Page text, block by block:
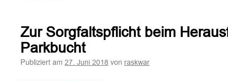
bei
Kollision
aus
Zur Sorgfaltspflicht beim
Parkbucht
Publiziert am 27. Juni 2018 von raskwar